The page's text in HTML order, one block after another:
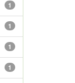
1
1
1
1